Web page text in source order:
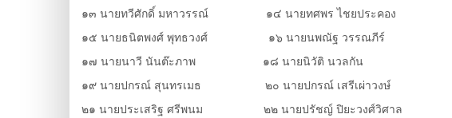
๑๓ นายทวีศักดิ์ มหาวรรณ์ ๑๔ นายทศพร ไชยประคอง
๑๕ นายธนิตพงศ์ พุทธวงศ์ ๑๖ นายนพณัฐ วรรณภีร์
๑๗ นายนาวี นันต๊ะภาพ ๑๘ นายนิวัติ นวลกัน
๑๙ นายปกรณ์ สุนทรเมธ ๒๐ นายปกรณ์ เสรีเผ่าวงษ์
๒๑ นายประเสริฐ ศรีพนม ๒๒ นายปรัชญ์ ปิยะวงศ์วิศาล